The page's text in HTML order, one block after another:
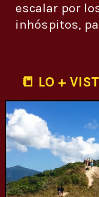
escalar por
inhóspitos,
📒 LO +